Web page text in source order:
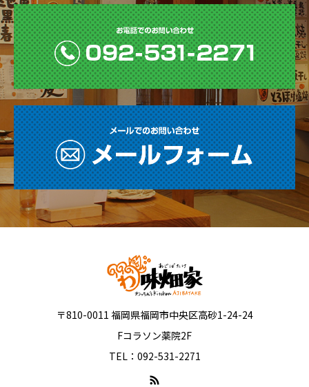
〒810-0011 福岡県福岡市中央区高砂1-24-24
Fコラソン薬院2F
TEL：092-531-2271